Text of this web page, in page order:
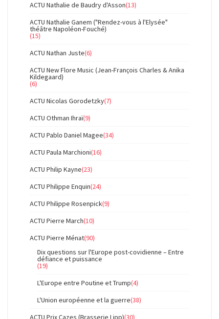
ACTU Nathalie de Baudry d'Asson(13)
ACTU Nathalie Ganem ("Rendez-vous à l'Elysée"
théâtre Napoléon-Fouché)
(15)
ACTU Nathan Juste(6)
ACTU New Flore Music (Jean-François Charles & Anika
Kildegaard)
(6)
ACTU Nicolas Gorodetzky(7)
ACTU Othman Ihraï(9)
ACTU Pablo Daniel Magee(34)
ACTU Paula Marchioni(16)
ACTU Philip Kayne(23)
ACTU Philippe Enquin(24)
ACTU Philippe Rosenpick(9)
ACTU Pierre March(10)
ACTU Pierre Ménat(90)
Dix questions sur l'Europe post-covidienne – Entre
défiance et puissance
(19)
L'Europe entre Poutine et Trump(4)
L'Union européenne et la guerre(38)
ACTU Prix Cazes (Brasserie Lipp)(30)